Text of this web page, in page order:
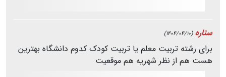
ستاره (1404/04/10)
برای رشته تربیت معلم یا تربیت کودک کدوم دانشگاه بهترین
هست هم از نظر شهریه هم موقعیت